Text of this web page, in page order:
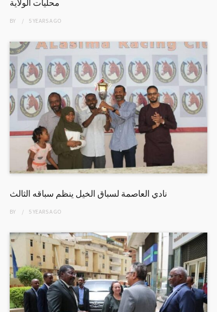
محليات الولاية
BY 5 YEARSAGO
نادي العاصمة لسباق الخيل ينظم سباقه الثالث
BY 5 YEARSAGO